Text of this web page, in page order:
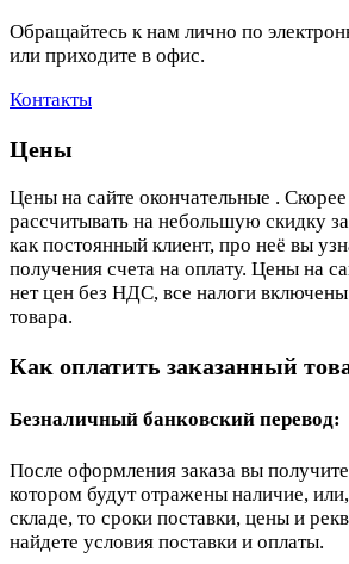
Обращайтесь к нам лично по
или приходите в офис.
Контакты
Цены
Цены на сайте окончательные .
рассчитывать на небольшую скидку
как постоянный клиент, про неё вы
получения счета на оплату. Цены на
нет цен без НДС, все налоги
товара.
Как оплатить заказанный
Безналичный банковский перевод:
После оформления заказа вы
котором будут отражены наличие,
складе, то сроки поставки, цены и
найдете условия поставки и оплаты.